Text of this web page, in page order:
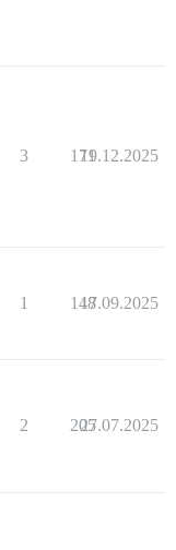
3 171
19.12.2025
1 148
17.09.2025
2 205
27.07.2025